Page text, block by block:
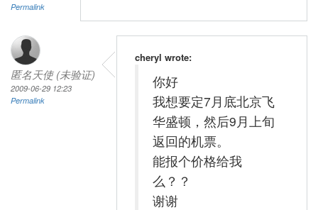
Permalink
匿名天使 (未验证)
2009-06-29 12:23
Permalink
cheryl wrote:
你好
我想要定7月底北京飞
华盛顿，然后9月上旬
返回的机票。
能报个价格给我
么？？
谢谢